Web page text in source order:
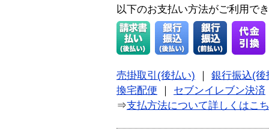
以下のお支払い方法がご利用で
売掛取引(後払い)
銀行振込(後
換宅配便
セブンイレブン決済
⇒支払方法について詳しくはこ